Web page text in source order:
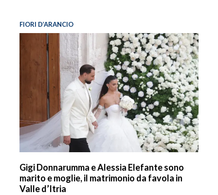
FIORI D’ARANCIO
Gigi Donnarumma e Alessia Elefante sono
marito e moglie, il matrimonio da favola in
Valle d’Itria